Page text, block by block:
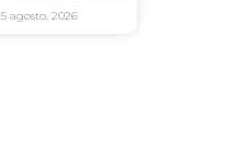
5 agosto, 2026